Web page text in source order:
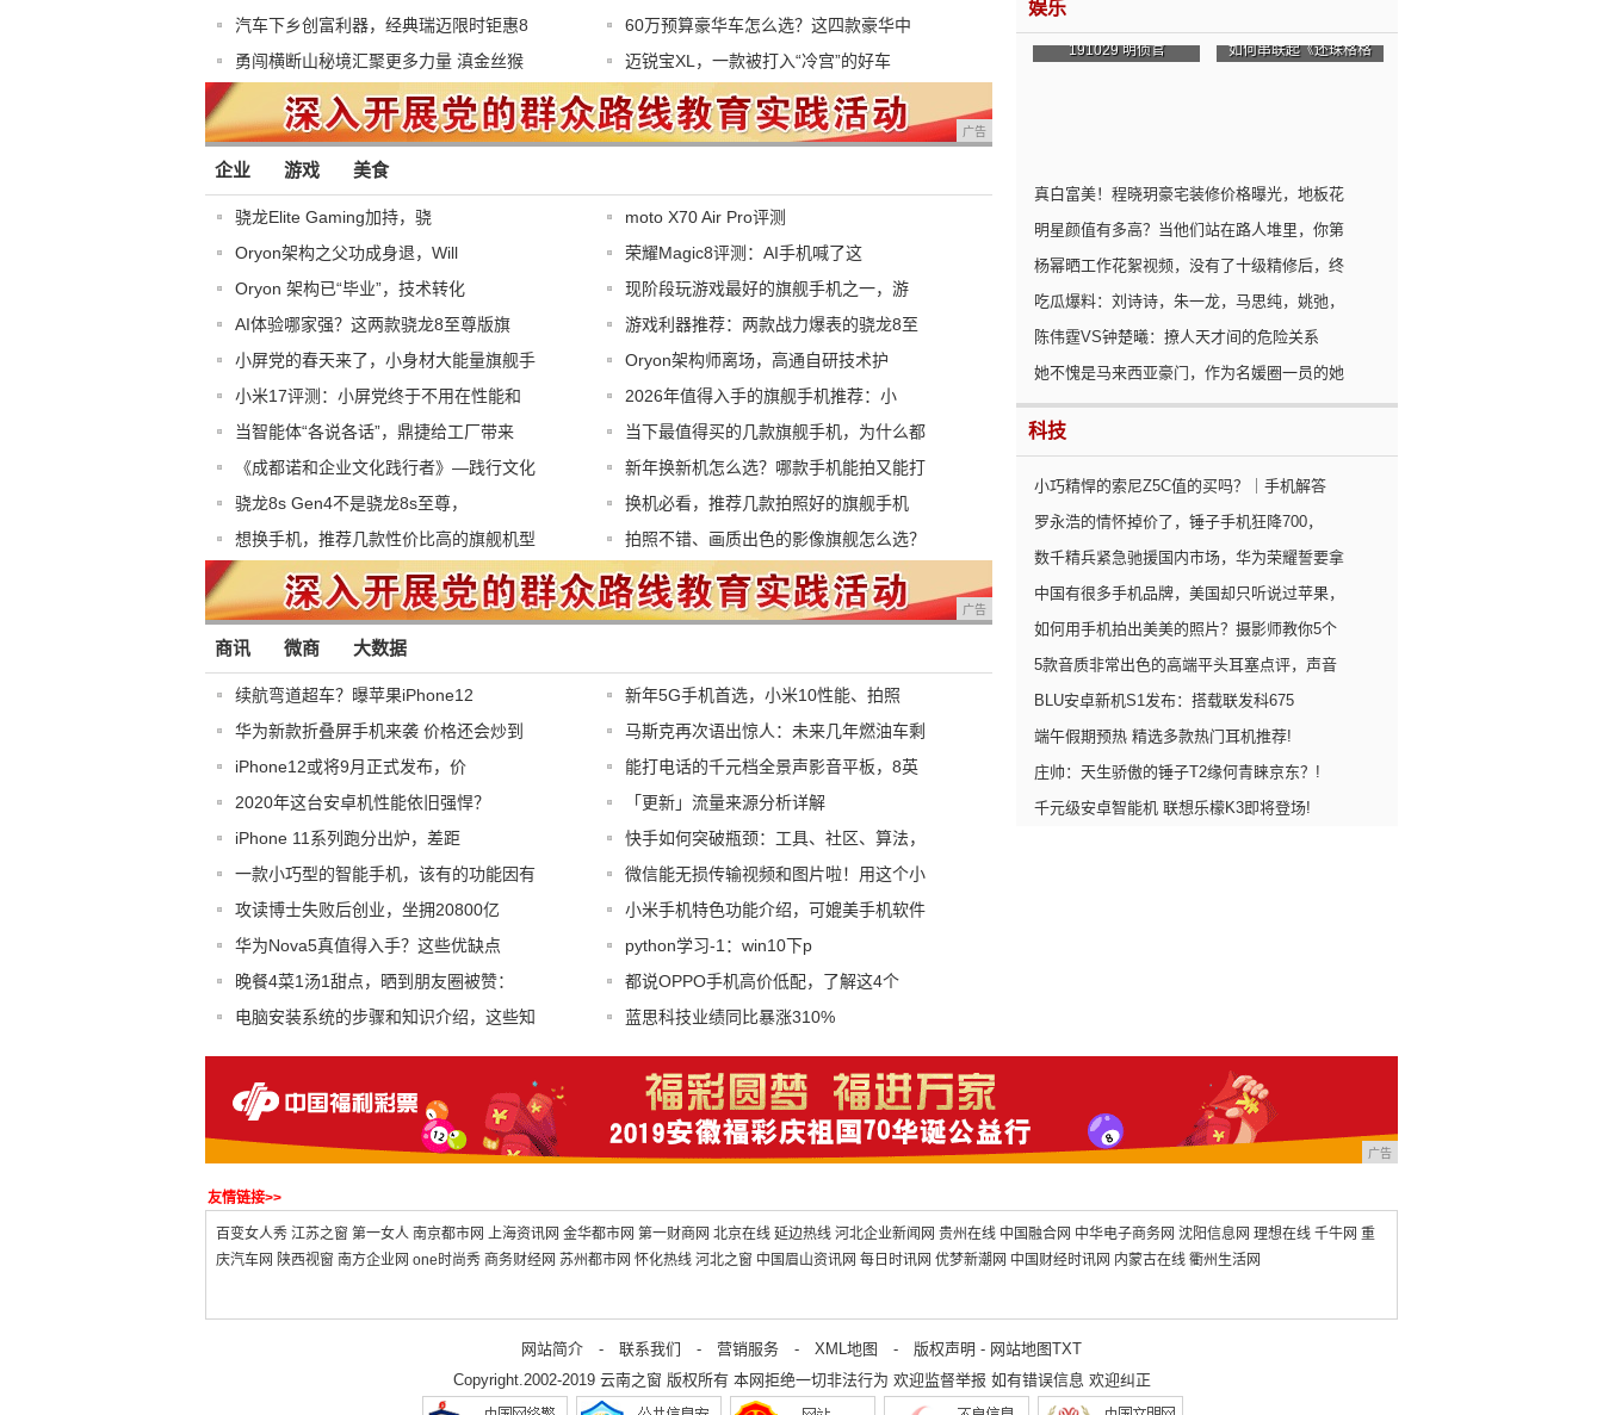
汽车下乡创富利器，经典瑞迈限时钜惠8
勇闯横断山秘境汇聚更多力量 滇金丝猴
60万预算豪华车怎么选？这四款豪华中
迈锐宝XL，一款被打入“冷宫”的好车
广告
企业 游戏 美食
骁龙Elite Gaming加持，骁
Oryon架构之父功成身退，Will
Oryon 架构已“毕业”，技术转化
AI体验哪家强？这两款骁龙8至尊版旗
小屏党的春天来了，小身材大能量旗舰手
小米17评测：小屏党终于不用在性能和
当智能体“各说各话”，鼎捷给工厂带来
《成都诺和企业文化践行者》—践行文化
骁龙8s Gen4不是骁龙8s至尊，
想换手机，推荐几款性价比高的旗舰机型
moto X70 Air Pro评测
荣耀Magic8评测：AI手机喊了这
现阶段玩游戏最好的旗舰手机之一，游
游戏利器推荐：两款战力爆表的骁龙8至
Oryon架构师离场，高通自研技术护
2026年值得入手的旗舰手机推荐：小
当下最值得买的几款旗舰手机，为什么都
新年换新机怎么选？哪款手机能拍又能打
换机必看，推荐几款拍照好的旗舰手机
拍照不错、画质出色的影像旗舰怎么选？
广告
商讯 微商 大数据
续航弯道超车？曝苹果iPhone12
华为新款折叠屏手机来袭 价格还会炒到
iPhone12或将9月正式发布，价
2020年这台安卓机性能依旧强悍？
iPhone 11系列跑分出炉，差距
一款小巧型的智能手机，该有的功能因有
攻读博士失败后创业，坐拥20800亿
华为Nova5真值得入手？这些优缺点
晚餐4菜1汤1甜点，晒到朋友圈被赞：
电脑安装系统的步骤和知识介绍，这些知
新年5G手机首选，小米10性能、拍照
马斯克再次语出惊人：未来几年燃油车剩
能打电话的千元档全景声影音平板，8英
「更新」流量来源分析详解
快手如何突破瓶颈：工具、社区、算法，
微信能无损传输视频和图片啦！用这个小
小米手机特色功能介绍，可媲美手机软件
python学习-1：win10下p
都说OPPO手机高价低配，了解这4个
蓝思科技业绩同比暴涨310%
娱乐
191029 明侦官 如何串联起《还珠格格
真白富美！程晓玥豪宅装修价格曝光，地板花
明星颜值有多高？当他们站在路人堆里，你第
杨幂晒工作花絮视频，没有了十级精修后，终
吃瓜爆料：刘诗诗，朱一龙，马思纯，姚弛，
陈伟霆VS钟楚曦：撩人天才间的危险关系
她不愧是马来西亚豪门，作为名媛圈一员的她
科技
小巧精悍的索尼Z5C值的买吗？｜手机解答
罗永浩的情怀掉价了，锤子手机狂降700，
数千精兵紧急驰援国内市场，华为荣耀誓要拿
中国有很多手机品牌，美国却只听说过苹果，
如何用手机拍出美美的照片？摄影师教你5个
5款音质非常出色的高端平头耳塞点评，声音
BLU安卓新机S1发布：搭载联发科675
端午假期预热 精选多款热门耳机推荐!
庄帅：天生骄傲的锤子T2缘何青睐京东？!
千元级安卓智能机 联想乐檬K3即将登场!
广告
友情链接>>
百变女人秀 江苏之窗 第一女人 南京都市网 上海资讯网 金华都市网 第一财商网 北京在线 延边热线 河北企业新闻网 贵州在线 中国融合网 中华电子商务网 沈阳信息网 理想在线 千牛网 重
庆汽车网 陕西视窗 南方企业网 one时尚秀 商务财经网 苏州都市网 怀化热线 河北之窗 中国眉山资讯网 每日时讯网 优梦新潮网 中国财经时讯网 内蒙古在线 衢州生活网
网站简介 - 联系我们 - 营销服务 - XML地图 - 版权声明 - 网站地图TXT
Copyright.2002-2019 云南之窗 版权所有 本网拒绝一切非法行为 欢迎监督举报 如有错误信息 欢迎纠正